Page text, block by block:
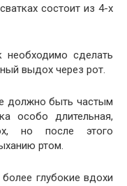
состоит из 4-х
необходимо сделать
выдох через рот.
должно быть частым
особо длительная,
но после этого
ртом.
глубокие вдохи